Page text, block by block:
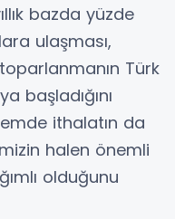
bazda yüzde
ulaşması,
Türk
başladığını
ithalatın da
halen önemli
olduğunu